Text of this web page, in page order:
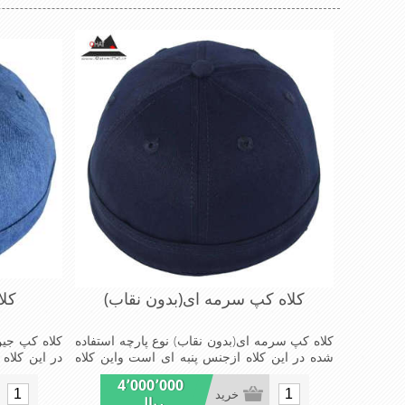
کلاه کپ سرمه ای(بدون نقاب)
کلاه کپ سرمه ای(بدون نقاب) نوع پارچه استفاده
شده در این کلاه ازجنس پنبه ای است واین کلاه
بدون نقاب است ومدل کلاهی که افرادخاص می
پسندند شیک و مناسب افراد خوش پوش جنس
4٬000٬000
خرید
کلاه کپ
در این
شیک و